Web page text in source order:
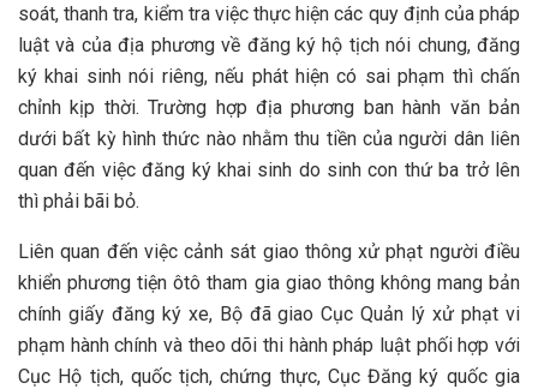
soát, thanh tra, kiểm tra việc thực hiện các quy định của pháp
luật và của địa phương về đăng ký hộ tịch nói chung, đăng
ký khai sinh nói riêng, nếu phát hiện có sai phạm thì chấn
chỉnh kịp thời. Trường hợp địa phương ban hành văn bản
dưới bất kỳ hình thức nào nhằm thu tiền của người dân liên
quan đến việc đăng ký khai sinh do sinh con thứ ba trở lên
thì phải bãi bỏ.
Liên quan đến việc cảnh sát giao thông xử phạt người điều
khiển phương tiện ôtô tham gia giao thông không mang bản
chính giấy đăng ký xe, Bộ đã giao Cục Quản lý xử phạt vi
phạm hành chính và theo dõi thi hành pháp luật phối hợp với
Cục Hộ tịch, quốc tịch, chứng thực, Cục Đăng ký quốc gia